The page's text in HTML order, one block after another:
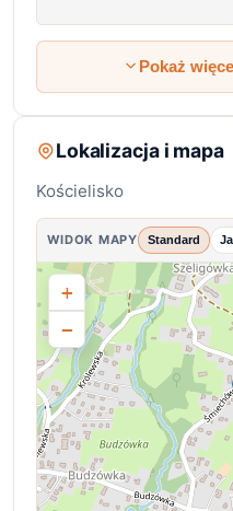
Lokalizacja i mapa
Kościelisko
WIDOK MAPY Standard
+
−
Pokaż